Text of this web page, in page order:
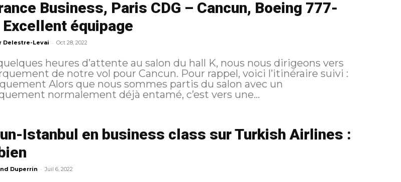
Business, Paris CDG – Cancun, Boeing 777-
Excellent équipage
Delestre-Levai - Oct 28, 2022
heures d’attente au salon du hall K, nous nous dirigeons vers
de notre vol pour Cancun. Pour rappel, voici l’itinéraire suivi :
sommes partis du salon avec un
normalement déjà entamé, c’est vers une...
Istanbul en business class sur Turkish Airlines :
Duperrin - Juil 6, 2022